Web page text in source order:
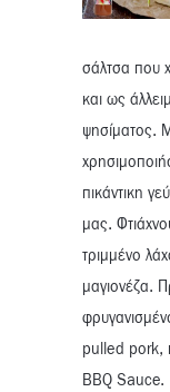
σάλτσα που
και ως
ψησίματος.
πικάντικη
μας.
τριμμένο
μαγιονέζα.
pulled pork,
ΒBQ Sauce.